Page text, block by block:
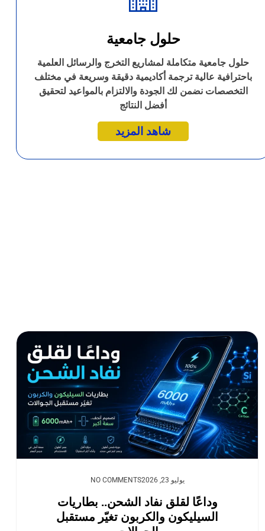
حلول جامعية
حلول جامعية متكاملة لمشاريع التخرج والرسائل العلمية
باحترافية عالية ترجمة أكاديمية دقيقة وسريعة في مختلف
التخصصات نضمن لك الجودة والالتزام بالمواعيد لتحقيق
أفضل النتائج
شاهد المزيد
يوليو 23, 2026 NO COMMENTS
وداعًا لقلق نفاد الشحن.. بطاريات
السيليكون والكربون تغيّر مستقبل